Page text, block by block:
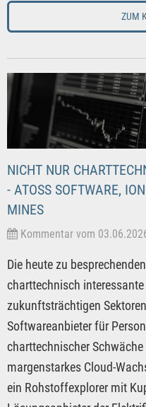
ZUM
NICHT NUR
- ATOSS SOFTWARE,
MINES
Kommentar vom
Die heute zu
charttechnisch
zukunftsträchtigen
Softwareanbieter für
charttechnischer
margenstarkes Cloud-
ein Rohstoffexplorer mit